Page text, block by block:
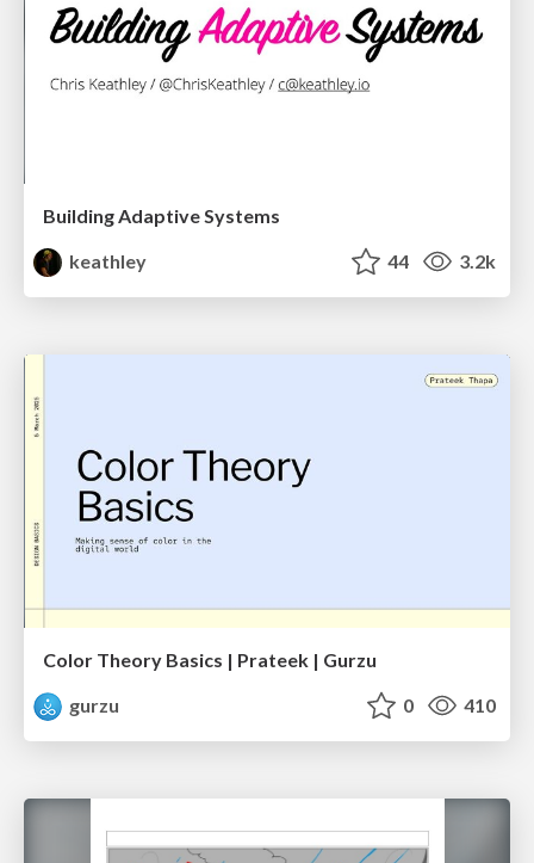
Building Adaptive Systems
keathley
44 3.2k
Color Theory Basics | Prateek | Gurzu
gurzu
0 410